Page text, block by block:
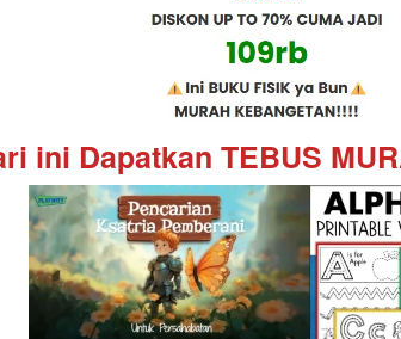
ini Dapatkan TEBUS